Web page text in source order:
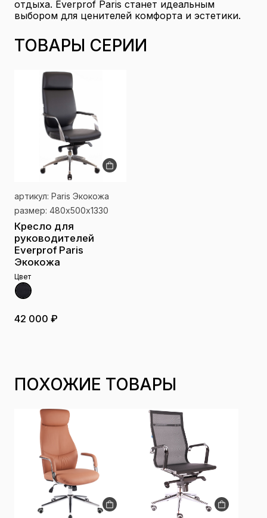
отдыха. Everprof Paris станет идеальным
выбором для ценителей комфорта и эстетики.
ТОВАРЫ СЕРИИ
артикул: Paris Экокожа
размер: 480х500х1330
Кресло для
руководителей
Everprof Paris
Экокожа
Цвет
42 000 ₽
ПОХОЖИЕ ТОВАРЫ